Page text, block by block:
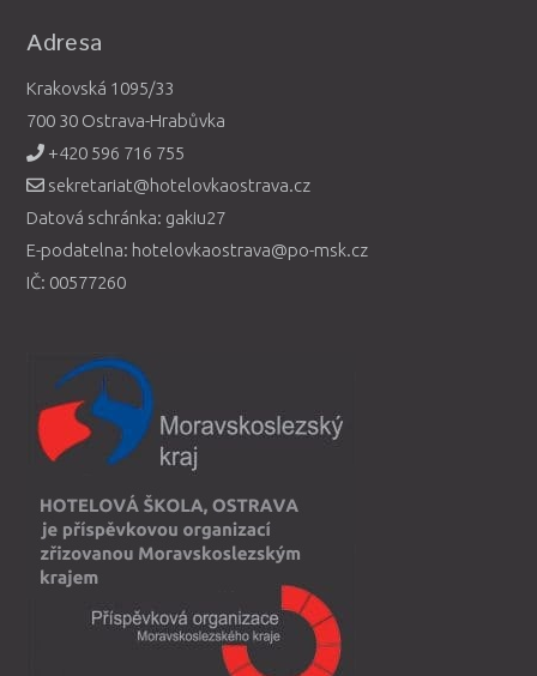
Adresa
Krakovská 1095/33
700 30 Ostrava-Hrabůvka
+420 596 716 755
sekretariat@hotelovkaostrava.cz
Datová schránka: gakiu27
E-podatelna: hotelovkaostrava@po-msk.cz
IČ: 00577260